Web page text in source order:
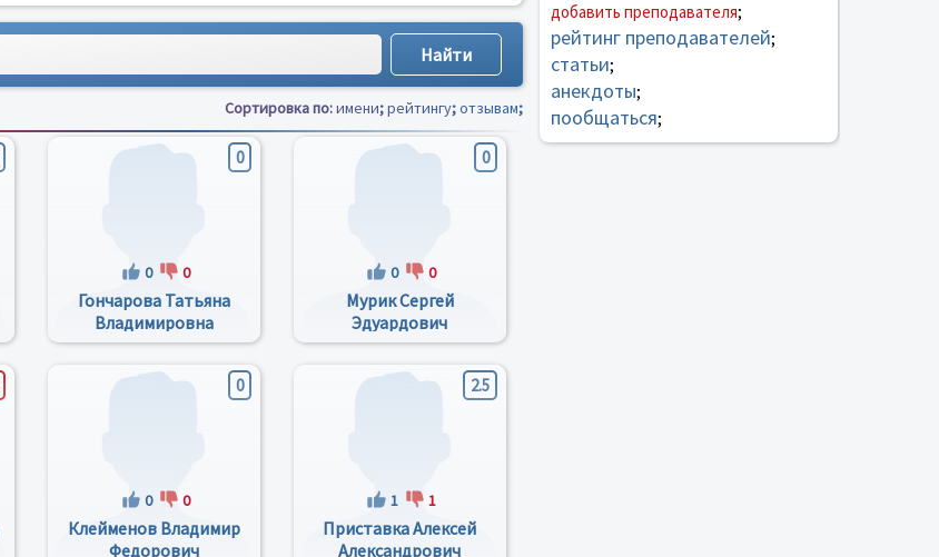
Сортировка по:имени;рейтингу;отзывам;
0
0 0
Гончарова Татьяна
Владимировна
0
0 0
Мурик Сергей
Эдуардович
0
0 0
Клейменов Владимир
Федорович
2.5
1 1
Приставка Алексей
Александрович
добавить преподавателя;
рейтинг преподавателей;
статьи;
анекдоты;
пообщаться;